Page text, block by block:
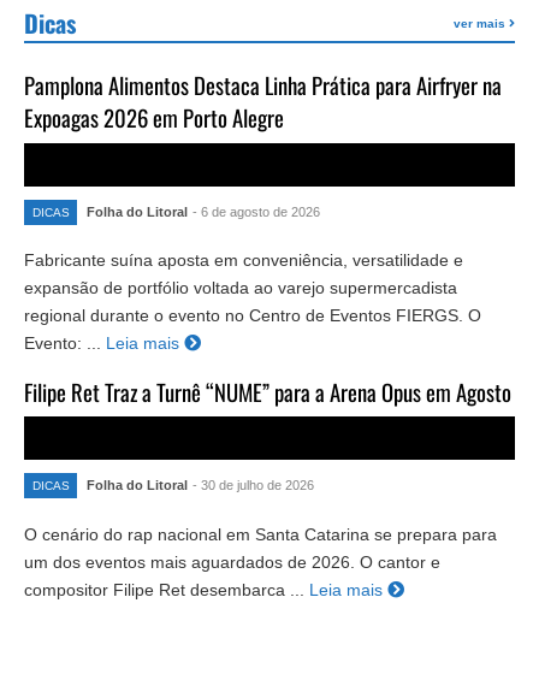
Dicas ver mais
Pamplona Alimentos Destaca Linha Prática para Airfryer na
Expoagas 2026 em Porto Alegre
DICAS Folha do Litoral - 6 de agosto de 2026
Fabricante suína aposta em conveniência, versatilidade e
expansão de portfólio voltada ao varejo supermercadista
regional durante o evento no Centro de Eventos FIERGS. O
Evento: ...
Leia mais
Filipe Ret Traz a Turnê “NUME” para a Arena Opus em Agosto
DICAS Folha do Litoral - 30 de julho de 2026
O cenário do rap nacional em Santa Catarina se prepara para
um dos eventos mais aguardados de 2026. O cantor e
compositor Filipe Ret desembarca ...
Leia mais